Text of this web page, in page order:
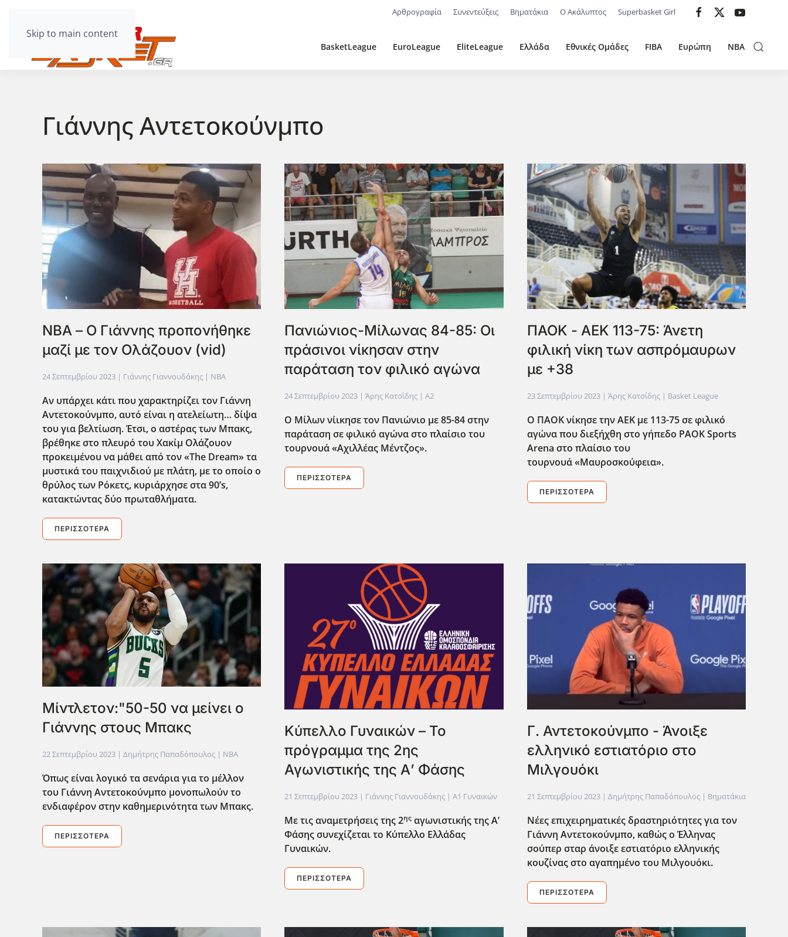
Skip to main content
Αρθρογραφία Συνεντεύξεις Βηματάκια Ο Ακάλυπτος Superbasket Girl
BasketLeague EuroLeague EliteLeague Ελλάδα Εθνικές Ομάδες FIBA Ευρώπη NBA
Γιάννης Αντετοκούνμπο
ΝΒΑ – Ο Γιάννης προπονήθηκε
μαζί με τον Ολάζουον (vid)
24 Σεπτεμβρίου 2023 | Γιάννης Γιαννουδάκης | NBA
Αν υπάρχει κάτι που χαρακτηρίζει τον Γιάννη
Αντετοκούνμπο, αυτό είναι η ατελείωτη… δίψα
του για βελτίωση. Έτσι, ο αστέρας των Μπακς,
βρέθηκε στο πλευρό του Χακίμ Ολάζουον
προκειμένου να μάθει από τον «The Dream» τα
μυστικά του παιχνιδιού με πλάτη, με το οποίο ο
θρύλος των Ρόκετς, κυριάρχησε στα 90’s,
κατακτώντας δύο πρωταθλήματα.
ΠΕΡΙΣΣΌΤΕΡΑ
Πανιώνιος-Μίλωνας 84-85: Οι
πράσινοι νίκησαν στην
παράταση τον φιλικό αγώνα
24 Σεπτεμβρίου 2023 | Άρης Κατσίδης |A2
Ο Μίλων νίικησε τον Πανιώνιο με 85-84 στην
παράταση σε φιλικό αγώνα στο πλαίσιο του
τουρνουά «Αχιλλέας Μέντζος».
ΠΕΡΙΣΣΌΤΕΡΑ
ΠΑΟΚ - ΑΕΚ 113-75: Άνετη
φιλική νίκη των ασπρόμαυρων
με +38
23 Σεπτεμβρίου 2023| Άρης Κατσίδης | Basket League
Ο ΠΑΟΚ νίκησε την ΑΕΚ με 113-75 σε φιλικό
αγώνα που διεξήχθη στο γήπεδο PAOK Sports
Arena στο πλαίσιο του
τουρνουά «Μαυροσκούφεια».
ΠΕΡΙΣΣΌΤΕΡΑ
Μίντλετον:"50-50 να μείνει ο
Γιάννης στους Μπακς
22 Σεπτεμβρίου 2023 | Δημήτρης Παπαδόπουλος | NBA
Όπως είναι λογικό τα σενάρια για το μέλλον
του Γιάννη Αντετοκούνμπο μονοπωλούν το
ενδιαφέρον στην καθημερινότητα των Μπακς.
ΠΕΡΙΣΣΌΤΕΡΑ
Κύπελλο Γυναικών – Το
πρόγραμμα της 2ης
Αγωνιστικής της Α’ Φάσης
21 Σεπτεμβρίου 2023 | Γιάννης Γιαννουδάκης |Α1 Γυναικών
Με τις αναμετρήσεις της 2ης αγωνιστικής της Α’
Φάσης συνεχίζεται το Κύπελλο Ελλάδας
Γυναικών.
ΠΕΡΙΣΣΌΤΕΡΑ
Γ. Αντετοκούνμπο - Άνοιξε
ελληνικό εστιατόριο στο
Μιλγουόκι
21 Σεπτεμβρίου 2023| Δημήτρης Παπαδόπουλος | Βηματάκια
Νέες επιχειρηματικές δραστηριότητες για τον
Γιάννη Αντετοκούνμπο, καθώς ο Έλληνας
σούπερ σταρ άνοιξε εστιατόριο ελληνικής
κουζίνας στο αγαπημένο του Μιλγουόκι.
ΠΕΡΙΣΣΌΤΕΡΑ